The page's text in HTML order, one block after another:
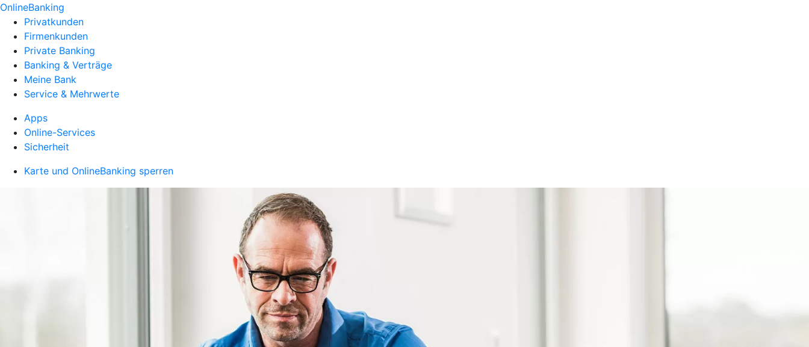
OnlineBanking
Privatkunden
Firmenkunden
Private Banking
Banking & Verträge
Meine Bank
Service & Mehrwerte
Apps
Online-Services
Sicherheit
Karte und OnlineBanking sperren